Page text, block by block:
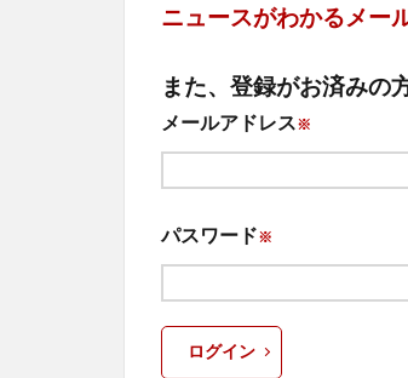
ニュースがわかるメー
また、登録がお済みの
メールアドレス※
パスワード※
ログイン